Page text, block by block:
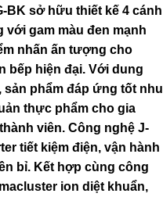
BK sở hữu thiết kế 4 cánh
với gam màu đen mạnh
nhấn ấn tượng cho
bếp hiện đại. Với dung
sản phẩm đáp ứng tốt nhu
thực phẩm cho gia
viên. Công nghệ J-
tiết kiệm điện, vận hành
bỉ. Kết hợp cùng công
ion diệt khuẩn,